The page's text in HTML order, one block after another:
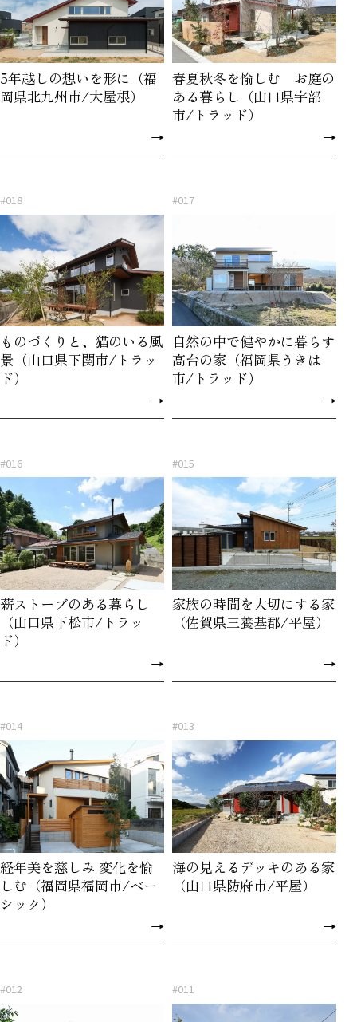
5年越しの想いを形に（福
岡県北九州市/大屋根）
→
春夏秋冬を愉しむ お庭の
ある暮らし（山口県宇部
市/トラッド）
→
#018
ものづくりと、猫のいる風
景（山口県下関市/トラッ
ド）
→
#017
自然の中で健やかに暮らす
高台の家（福岡県うきは
市/トラッド）
→
#016
薪ストーブのある暮らし
（山口県下松市/トラッ
ド）
→
#015
家族の時間を大切にする家
（佐賀県三養基郡/平屋）
→
#014
経年美を慈しみ 変化を愉
しむ（福岡県福岡市/ベー
シック）
→
#013
海の見えるデッキのある家
（山口県防府市/平屋）
→
#012 #011